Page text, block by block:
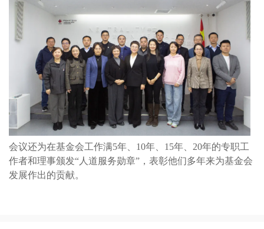
会议还为在基金会工作满5年、10年、15年、20年的专职工
作者和理事颁发“人道服务勋章”，表彰他们多年来为基金会
发展作出的贡献。